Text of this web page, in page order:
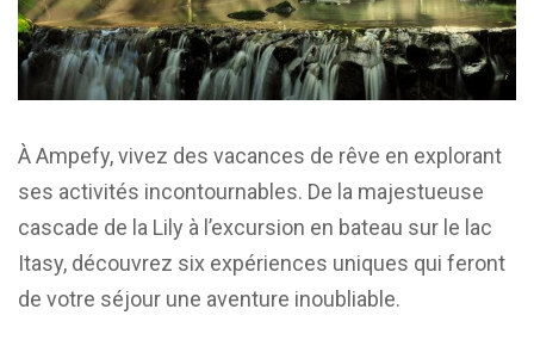
À Ampefy, vivez des vacances de rêve en explorant
ses activités incontournables. De la majestueuse
cascade de la Lily à l’excursion en bateau sur le lac
Itasy, découvrez six expériences uniques qui feront
de votre séjour une aventure inoubliable.